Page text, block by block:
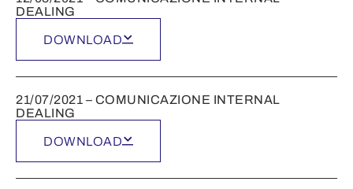
DEALING
DOWNLOAD
21/07/2021 – COMUNICAZIONE INTERNAL
DEALING
DOWNLOAD